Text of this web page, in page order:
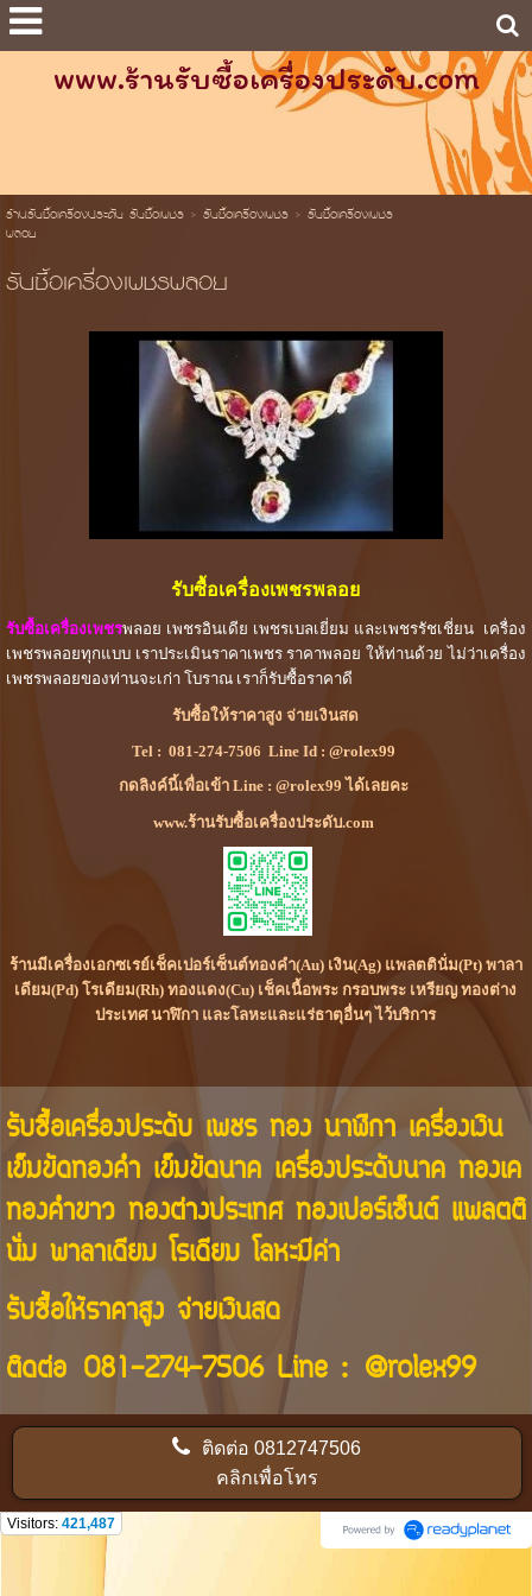
www.ร้านรับซื้อเครื่องประดับ.com
ร้านรับซื้อเครื่องประดับ รับซื้อเพชร> รับซื้อเครื่องเพชร> รับซื้อเครื่องเพชร
พลอย
รับซื้อเครื่องเพชรพลอย
รับซื้อเครื่องเพชรพลอย
รับซื้อเครื่องเพชรพลอย เพชรอินเดีย เพชรเบลเยี่ยม และเพชรรัชเชี่ยน เครื่อง
เพชรพลอยทุกแบบ เราประเมินราคาเพชร ราคาพลอย ให้ท่านด้วย ไม่ว่าเครื่อง
เพชรพลอยของท่านจะเก่า โบราณ เราก็รับซื้อราคาดี
รับซื้อให้ราคาสูง จ่ายเงินสด
Tel :081-274-7506 Line Id :@rolex99
กดลิงค์นี้เพื่อเข้า Line : @rolex99 ได้เลยคะ
www.ร้านรับซื้อเครื่องประดับ.com
ร้านมีเครื่องเอกซเรย์เช็คเปอร์เซ็นต์ทองคำ(Au) เงิน(Ag) แพลตตินั่ม(Pt) พาลา
เดียม(Pd) โรเดียม(Rh) ทองแดง(Cu) เช็คเนื้อพระ กรอบพระ เหรียญ ทองต่าง
ประเทศ นาฬิกา และโลหะและแร่ธาตุอื่นๆ ไว้บริการ
รับซื้อเครื่องประดับ เพชร ทอง นาฬิกา เครื่องเงิน
เข็มขัดทองคำ เข็มขัดนาค เครื่องประดับนาค ทองเค
ทองคำขาว ทองต่างประเทศ ทองเปอร์เซ็นต์ แพลตติ
นั่ม พาลาเดียม โรเดียม โลหะมีค่า
รับซื้อให้ราคาสูง จ่ายเงินสด
ติดต่อ 081-274-7506Line : @rolex99
ติดต่อ0812747506
คลิกเพื่อโทร
Visitors: 421,487